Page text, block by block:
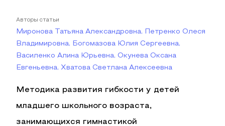
Авторы статьи
Миронова Татьяна Александровна, Петренко Олеся
Владимировна, Богомазова Юлия Сергеевна,
Василенко Алина Юрьевна, Окунева Оксана
Евгеньевна, Хватова Светлана Алексеевна
Методика развития гибкости у детей
младшего школьного возраста,
занимающихся гимнастикой